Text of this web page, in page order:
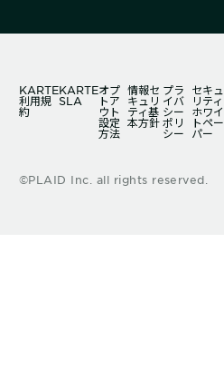
KARTE
利用規
約
KARTE
SLA
オプ
トア
ウト
設定
方法
情報セ
キュリ
ティ基
本方針
プラ
イバ
シー
ポリ
シー
セキュ
リティ
ホワイ
トペー
パー
©PLAID Inc. all rights reserved.